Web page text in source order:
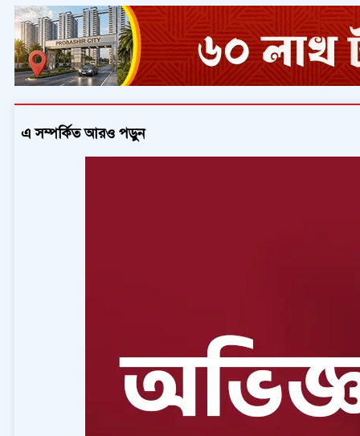
এ সম্পর্কিত আরও পড়ুন